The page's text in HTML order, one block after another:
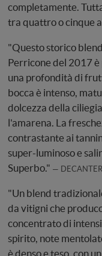
completamente.
tra quattro o cinque
"Questo storico
Perricone del 2017 è
una profondità di
bocca è intenso,
dolcezza della
l'amarena. La
contrastante ai
super-luminoso e
Superbo."
DECANTER
"Un blend
da vitigni che
concentrato di
spirito, note
è denso e teso, con